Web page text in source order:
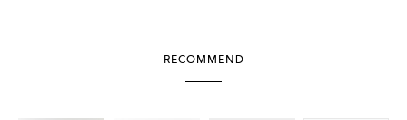
RECOMMEND